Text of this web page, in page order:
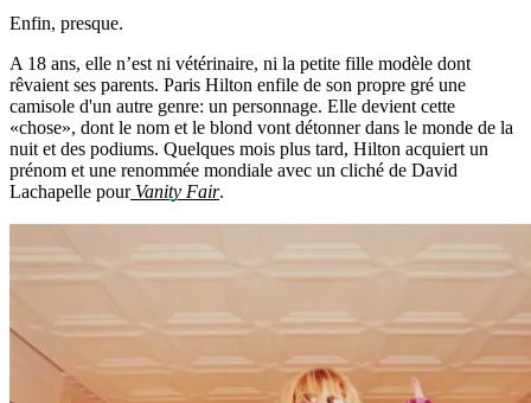
Enfin, presque.
A 18 ans, elle n’est ni vétérinaire, ni la petite fille modèle dont
rêvaient ses parents. Paris Hilton enfile de son propre gré une
camisole d'un autre genre: un personnage. Elle devient cette
«chose», dont le nom et le blond vont détonner dans le monde de la
nuit et des podiums. Quelques mois plus tard, Hilton acquiert un
prénom et une renommée mondiale avec un cliché de David
Lachapelle pourVanity Fair.